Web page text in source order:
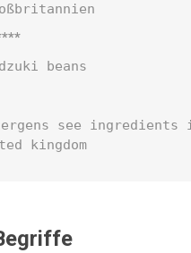
beans
see
kingdom